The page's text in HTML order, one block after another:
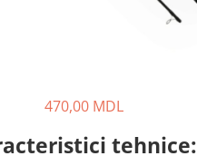
470,00 MDL
tehnice: